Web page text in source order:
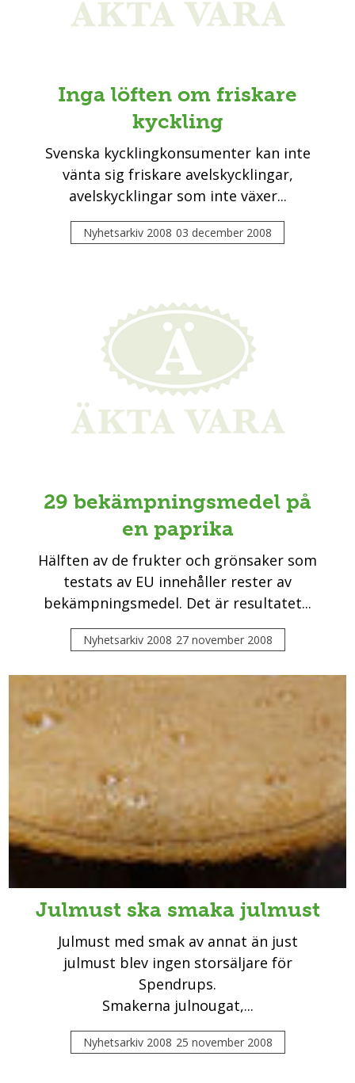
Inga löften om friskare
kyckling
Svenska kycklingkonsumenter kan inte
vänta sig friskare avelskycklingar,
avelskycklingar som inte växer...
Nyhetsarkiv 2008 03 december 2008
29 bekämpningsmedel på
en paprika
Hälften av de frukter och grönsaker som
testats av EU innehåller rester av
bekämpningsmedel. Det är resultatet...
Nyhetsarkiv 2008 27 november 2008
Julmust ska smaka julmust
Julmust med smak av annat än just
julmust blev ingen storsäljare för
Spendrups.
Smakerna julnougat,...
Nyhetsarkiv 2008 25 november 2008